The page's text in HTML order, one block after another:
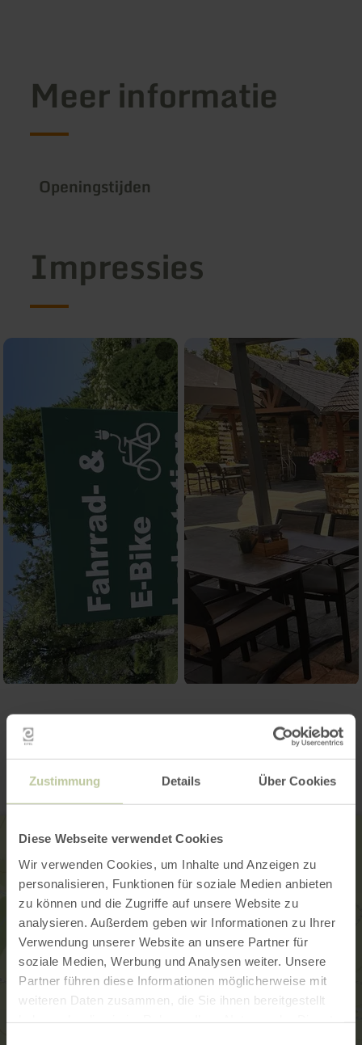
Zustimmung Details Über Cookies
Diese Webseite verwendet Cookies
Wir verwenden Cookies, um Inhalte und Anzeigen zu
personalisieren, Funktionen für soziale Medien anbieten
zu können und die Zugriffe auf unsere Website zu
analysieren. Außerdem geben wir Informationen zu Ihrer
Verwendung unserer Website an unsere Partner für
soziale Medien, Werbung und Analysen weiter. Unsere
Partner führen diese Informationen möglicherweise mit
weiteren Daten zusammen, die Sie ihnen bereitgestellt
Meer informatie
Openingstijden
Impressies
Contact